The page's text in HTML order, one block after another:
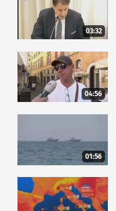
03:32
04:56
01:56